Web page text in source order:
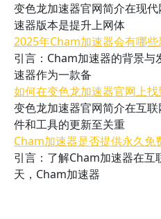
变色龙加速器官网简介在现
速器版本是提升上网体
2025年Cham加速器会有哪些
引言：Cham加速器的背景
速器作为一款备
如何在变色龙加速器官网上
变色龙加速器官网简介在互
件和工具的更新至关重
Cham加速器是否提供永久免
引言：了解Cham加速器在互
天，Cham加速器